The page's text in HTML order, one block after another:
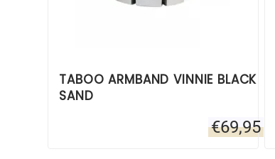
TABOO ARMBAND VINNIE BLACK
SAND
€69,95